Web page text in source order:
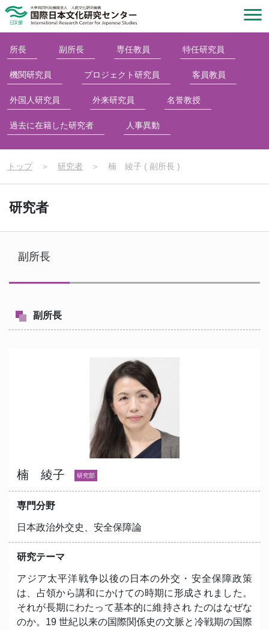
所長 副所長 専任教員 特任研究員
機関研究員 プロジェクト研究員 客員教員
外国人研究員 外来研究員 名誉教授
過去に在籍した研究者 人事異動
トップ＞ 研究者 ＞ 楠 綾子 ( 副所長 )
研究者
副所長
副所長
楠 綾子 研究部
専門分野
日本政治外交史、安全保障論
研究テーマ
アジア太平洋戦争以後の日本の外交・安全保障政策
は、占領から講和にかけての時期に形成されました。
それが長期にわたって基本的に維持され たのはなぜな
のか。19 世紀以来の国際関係史の文脈と冷戦期の国際